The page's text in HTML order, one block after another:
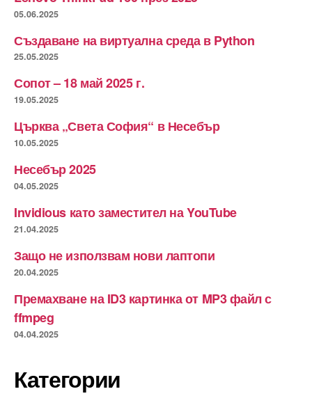
05.06.2025
Създаване на виртуална среда в Python
25.05.2025
Сопот – 18 май 2025 г.
19.05.2025
Църква „Света София“ в Несебър
10.05.2025
Несебър 2025
04.05.2025
Invidious като заместител на YouTube
21.04.2025
Защо не използвам нови лаптопи
20.04.2025
Премахване на ID3 картинка от MP3 файл с
ffmpeg
04.04.2025
Категории